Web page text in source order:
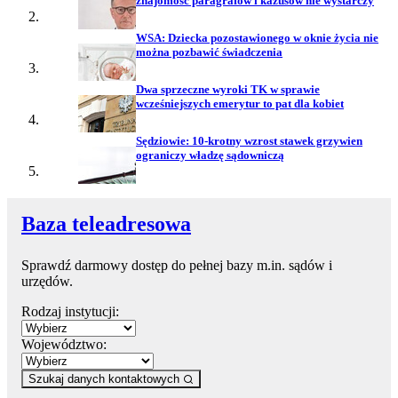
WSA: Dziecka pozostawionego w oknie życia nie
można pozbawić świadczenia
Dwa sprzeczne wyroki TK w sprawie
wcześniejszych emerytur to pat dla kobiet
Sędziowie: 10-krotny wzrost stawek grzywien
ograniczy władzę sądowniczą
Baza teleadresowa
Sprawdź darmowy dostęp do pełnej bazy m.in. sądów i
urzędów.
Rodzaj instytucji:
Województwo:
Szukaj danych kontaktowych